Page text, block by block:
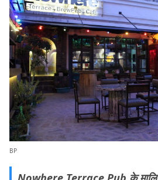
BP